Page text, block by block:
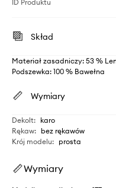
ID Produktu
Skład
Materiał zasadniczy: 53 %
Podszewka: 100 % Bawełna
Wymiary
Dekolt: karo
Rękaw: bez rękawów
Krój modelu: prosta
Wymiary